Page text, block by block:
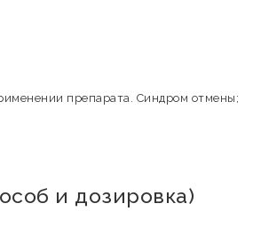
препарата. Синдром отмены;
и дозировка)